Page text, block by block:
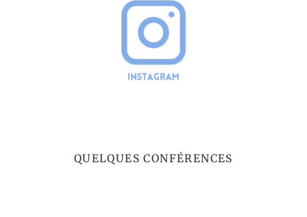
QUELQUES CONFÉRENCES